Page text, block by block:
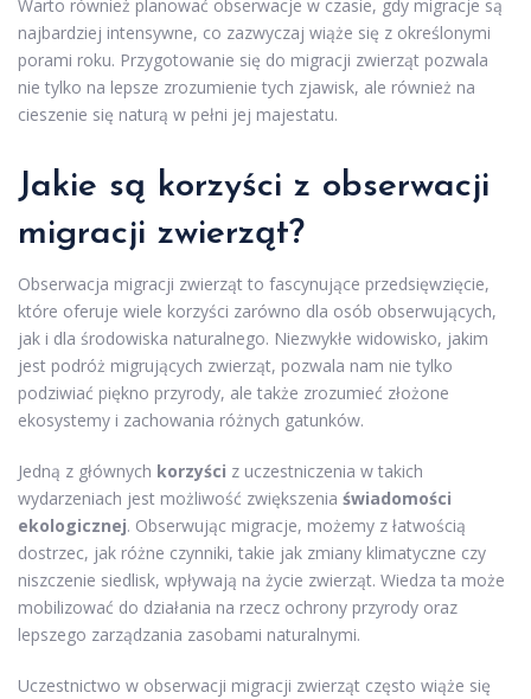
Warto również planować obserwacje w czasie, gdy migracje są
najbardziej intensywne, co zazwyczaj wiąże się z określonymi
porami roku. Przygotowanie się do migracji zwierząt pozwala
nie tylko na lepsze zrozumienie tych zjawisk, ale również na
cieszenie się naturą w pełni jej majestatu.
Jakie są korzyści z obserwacji
migracji zwierząt?
Obserwacja migracji zwierząt to fascynujące przedsięwzięcie,
które oferuje wiele korzyści zarówno dla osób obserwujących,
jak i dla środowiska naturalnego. Niezwykłe widowisko, jakim
jest podróż migrujących zwierząt, pozwala nam nie tylko
podziwiać piękno przyrody, ale także zrozumieć złożone
ekosystemy i zachowania różnych gatunków.
Jedną z głównych korzyści z uczestniczenia w takich
wydarzeniach jest możliwość zwiększenia świadomości
ekologicznej. Obserwując migracje, możemy z łatwością
dostrzec, jak różne czynniki, takie jak zmiany klimatyczne czy
niszczenie siedlisk, wpływają na życie zwierząt. Wiedza ta może
mobilizować do działania na rzecz ochrony przyrody oraz
lepszego zarządzania zasobami naturalnymi.
Uczestnictwo w obserwacji migracji zwierząt często wiąże się